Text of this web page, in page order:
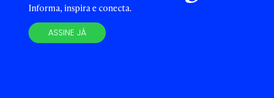
Informa, inspira e conecta.
ASSINE JÁ